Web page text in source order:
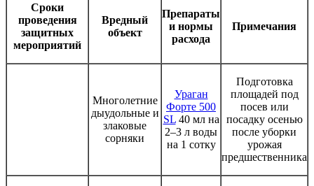
Сроки
проведения
защитных
мероприятий
Вредный
объект
Препараты
и нормы
расхода
Примечания
Многолетние
дыудольные и
злаковые
сорняки
Ураган
Форте 500
SL40 мл на
2–3 л воды
на 1 сотку
Подготовка
площадей под
посев или
посадку осенью
после уборки
урожая
предшественника